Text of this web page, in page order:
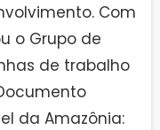
Com
o Grupo de
de trabalho
da Amazônia: